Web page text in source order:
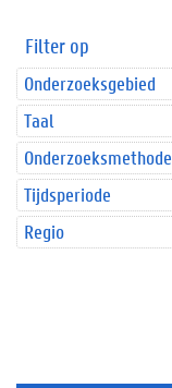
Filter op
Onderzoeksgebied
Taal
Onderzoeksmethode
Tijdsperiode
Regio